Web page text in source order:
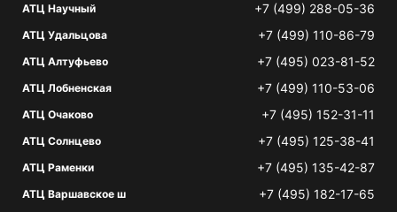
АТЦ Научный +7 (499) 288-05-36
АТЦ Удальцова +7 (499) 110-86-79
АТЦ Алтуфьево +7 (495) 023-81-52
АТЦ Лобненская +7 (499) 110-53-06
АТЦ Очаково +7 (495) 152-31-11
АТЦ Солнцево +7 (495) 125-38-41
АТЦ Раменки +7 (495) 135-42-87
АТЦ Варшавское ш +7 (495) 182-17-65